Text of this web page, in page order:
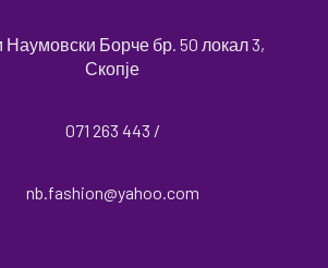
Борче бр. 50 локал 3,
Скопје
071 263 443 /
nb.fashion@yahoo.com